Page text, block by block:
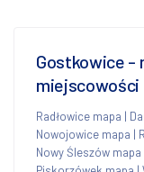
Gostkowice -
miejscowości
Radłowice mapa |
Nowojowice mapa |
Nowy Śleszów mapa